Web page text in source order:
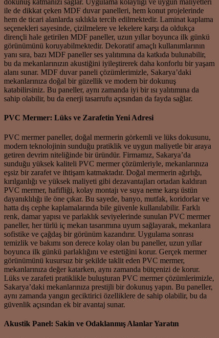
dokunuş katmanızı sağlar. Uygulama kolaylığı ve uygun maliyetleri
ile de dikkat çeken MDF duvar panelleri, hem konut projelerinde
hem de ticari alanlarda sıklıkla tercih edilmektedir. Laminat kaplama
seçenekleri sayesinde, çizilmelere ve lekelere karşı da oldukça
dirençli hale getirilen MDF paneller, uzun yıllar boyunca ilk günkü
görünümünü koruyabilmektedir. Dekoratif amaçlı kullanımlarının
yanı sıra, bazı MDF paneller ses yalıtımına da katkıda bulunabilir,
bu da mekanlarınızın akustiğini iyileştirerek daha konforlu bir yaşam
alanı sunar. MDF duvar paneli çözümlerimizle, Sakarya’daki
mekanlarınıza doğal bir güzellik ve modern bir dokunuş
katabilirsiniz. Bu paneller, aynı zamanda iyi bir ısı yalıtımına da
sahip olabilir, bu da enerji tasarrufu açısından da fayda sağlar.
PVC Mermer: Lüks ve Zarafetin Yeni Adresi
PVC mermer paneller, doğal mermerin görkemli ve lüks dokusunu,
modern teknolojinin sunduğu pratiklik ve uygun maliyetle bir araya
getiren devrim niteliğinde bir üründür. Firmamız, Sakarya’da
sunduğu yüksek kaliteli PVC mermer çözümleriyle, mekanlarınıza
eşsiz bir zarafet ve ihtişam katmaktadır. Doğal mermerin ağırlığı,
kırılganlığı ve yüksek maliyeti gibi dezavantajları ortadan kaldıran
PVC mermer, hafifliği, kolay montajı ve suya neme karşı üstün
dayanıklılığı ile öne çıkar. Bu sayede, banyo, mutfak, koridorlar ve
hatta dış cephe kaplamalarında bile güvenle kullanılabilir. Farklı
renk, damar yapısı ve parlaklık seviyelerinde sunulan PVC mermer
paneller, her türlü iç mekan tasarımına uyum sağlayarak, mekanlara
sofistike ve çağdaş bir görünüm kazandırır. Uygulama sonrası
temizlik ve bakımı son derece kolay olan bu paneller, uzun yıllar
boyunca ilk günkü parlaklığını ve estetiğini korur. Gerçek mermer
görünümünü kusursuz bir şekilde taklit eden PVC mermer,
mekanlarınıza değer katarken, aynı zamanda bütçenizi de korur.
Lüks ve zarafeti pratiklikle buluşturan PVC mermer çözümlerimizle,
Sakarya’daki mekanlarınıza prestijli bir dokunuş yapın. Bu paneller,
aynı zamanda yangın geciktirici özelliklere de sahip olabilir, bu da
güvenlik açısından ek bir avantaj sunar.
Akustik Panel: Sakin ve Odaklanmış Alanlar Yaratın